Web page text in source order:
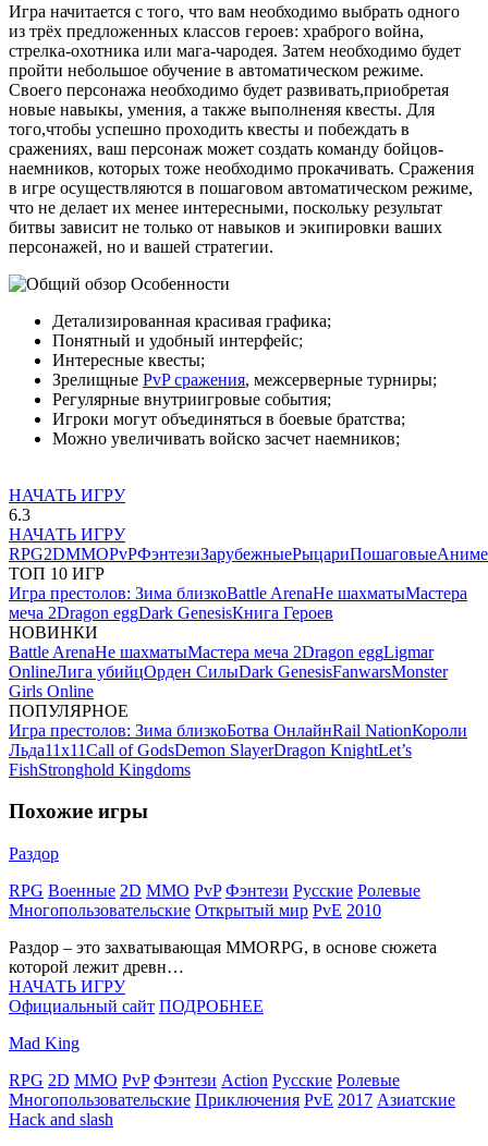
Игра начитается с того, что вам необходимо выбрать одного
из трёх предложенных классов героев: храброго война,
стрелка-охотника или мага-чародея. Затем необходимо будет
пройти небольшое обучение в автоматическом режиме.
Своего персонажа необходимо будет развивать,приобретая
новые навыкы, умения, а также выполненяя квесты. Для
того,чтобы успешно проходить квесты и побеждать в
сражениях, ваш персонаж может создать команду бойцов-
наемников, которых тоже необходимо прокачивать. Сражения
в игре осуществляются в пошаговом автоматическом режиме,
что не делает их менее интересными, поскольку результат
битвы зависит не только от навыков и экипировки ваших
персонажей, но и вашей стратегии.
Особенности
Детализированная красивая графика;
Понятный и удобный интерфейс;
Интересные квесты;
Зрелищные PvP сражения, межсерверные турниры;
Регулярные внутриигровые события;
Игроки могут объединяться в боевые братства;
Можно увеличивать войско засчет наемников;
НАЧАТЬ ИГРУ
6.3
НАЧАТЬ ИГРУ
RPG2DMMOPvPФэнтезиЗарубежныеРыцариПошаговыеАниме
ТОП 10 ИГР
Игра престолов: Зима близкоBattle ArenaНе шахматыМастера
меча 2Dragon eggDark GenesisКнига Героев
НОВИНКИ
Battle ArenaНе шахматыМастера меча 2Dragon eggLigmar
OnlineЛига убийцОрден СилыDark GenesisFanwarsMonster
Girls Online
ПОПУЛЯРНОЕ
Игра престолов: Зима близкоБотва ОнлайнRail NationКороли
Льда11х11Call of GodsDemon SlayerDragon KnightLet’s
FishStronghold Kingdoms
Похожие игры
Раздор
RPG Военные 2D MMO PvP Фэнтези Русские Ролевые
Многопользовательские Открытый мир PvE 2010
Раздор – это захватывающая MMORPG, в основе сюжета
которой лежит древн…
НАЧАТЬ ИГРУ
Официальный сайт ПОДРОБНЕЕ
Mad King
RPG 2D MMO PvP Фэнтези Action Русские Ролевые
Многопользовательские Приключения PvE 2017 Азиатские
Hack and slash